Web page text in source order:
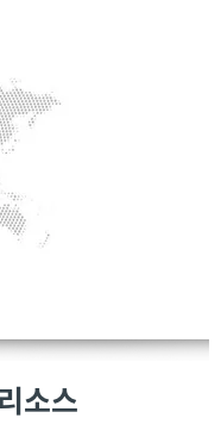
소스